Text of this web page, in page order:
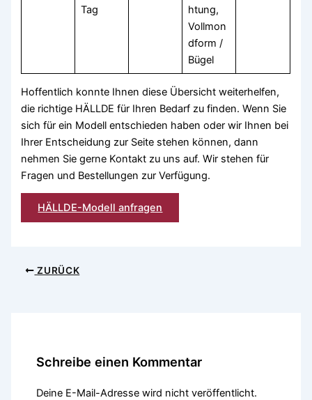
Tag
htung,
Vollmon
dform /
Bügel
Hoffentlich konnte Ihnen diese Übersicht weiterhelfen,
die richtige HÄLLDE für Ihren Bedarf zu finden. Wenn Sie
sich für ein Modell entschieden haben oder wir Ihnen bei
Ihrer Entscheidung zur Seite stehen können, dann
nehmen Sie gerne Kontakt zu uns auf. Wir stehen für
Fragen und Bestellungen zur Verfügung.
HÄLLDE-Modell anfragen
ZURÜCK
Schreibe einen Kommentar
Deine E-Mail-Adresse wird nicht veröffentlicht.